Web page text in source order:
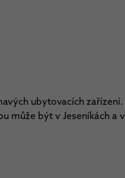
ubytovacích zařízení.
může být v Jeseníkách a v